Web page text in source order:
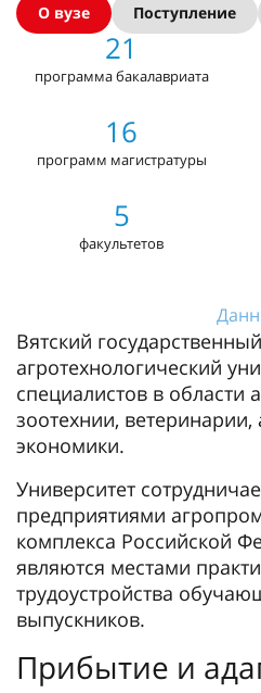
О вузе Поступление
21
программа бакалавриата
16
программ магистратуры
5
факультетов
Вятский государственный
агротехнологический
специалистов в области
зоотехнии,
экономики.
Университет
предприятиями
комплекса Российской
являются местами
трудоустройства
выпускников.
Прибытие и